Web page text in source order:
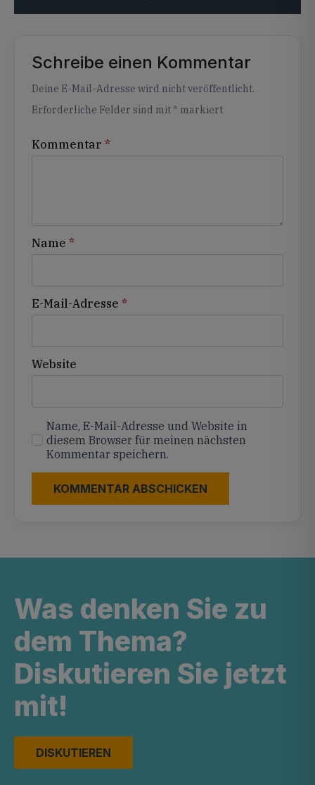
Schreibe einen Kommentar
Deine E-Mail-Adresse wird nicht veröffentlicht.
Erforderliche Felder sind mit * markiert
Kommentar *
Name *
E-Mail-Adresse *
Website
Name, E-Mail-Adresse und Website in
diesem Browser für meinen nächsten
Kommentar speichern.
Alternative:
Was denken Sie zu
dem Thema?
Diskutieren Sie jetzt
mit!
DISKUTIEREN